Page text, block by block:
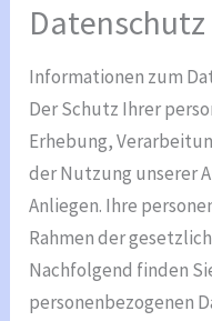
Datenschutz
Informationen zum
Der Schutz Ihrer
Erhebung,
der Nutzung unserer
Anliegen. Ihre
Rahmen der
Nachfolgend finden
personenbezogenen